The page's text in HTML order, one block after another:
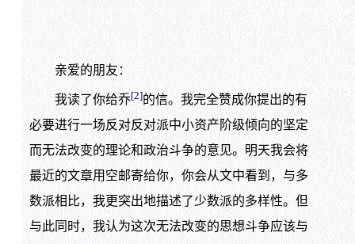
亲爱的朋友：
我读了你给乔[2]的信。我完全赞成你提出的有
必要进行一场反对反对派中小资产阶级倾向的坚定
而无法改变的理论和政治斗争的意见。明天我会将
最近的文章用空邮寄给你，你会从文中看到，与多
数派相比，我更突出地描述了少数派的多样性。但
与此同时，我认为这次无法改变的思想斗争应该与